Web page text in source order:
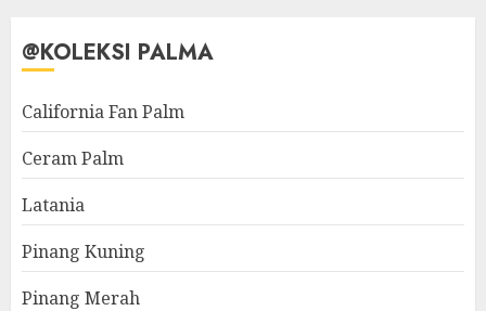
@KOLEKSI PALMA
California Fan Palm
Ceram Palm
Latania
Pinang Kuning
Pinang Merah